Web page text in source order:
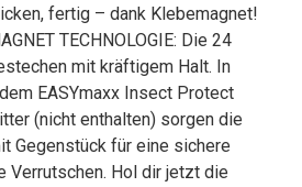
fertig – dank Klebemagnet!
TECHNOLOGIE: Die 24
mit kräftigem Halt. In
EASYmaxx Insect Protect
(nicht enthalten) sorgen die
Gegenstück für eine sichere
Verrutschen. Hol dir jetzt die